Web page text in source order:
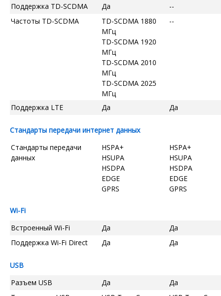
Поддержка TD-SCDMA
Да
--
Частоты TD-SCDMA
TD-SCDMA 1880
МГц
TD-SCDMA 1920
МГц
TD-SCDMA 2010
МГц
TD-SCDMA 2025
МГц
--
Поддержка LTE Да Да
Стандарты передачи интернет данных
Стандарты передачи
данных
HSPA+
HSUPA
HSDPA
EDGE
GPRS
HSPA+
HSUPA
HSDPA
EDGE
GPRS
Wi-Fi
Встроенный Wi-Fi
Да
Да
Поддержка Wi-Fi Direct
Да Да
USB
Разъем USB
Да
Да